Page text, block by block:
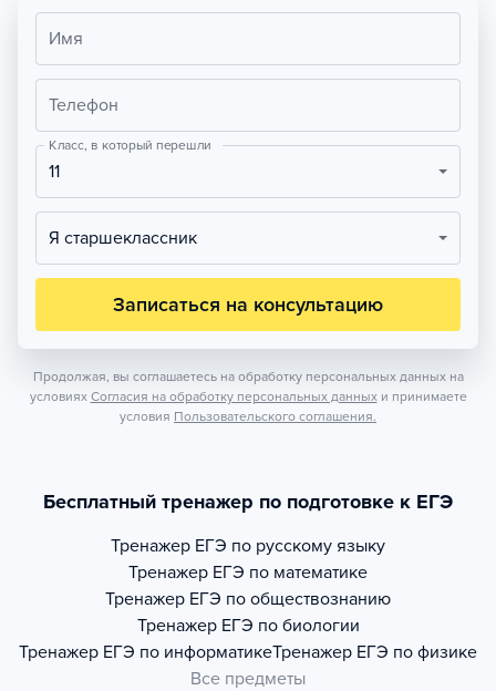
Имя
Телефон
Класс, в который перешли
11
Я старшеклассник
Записаться на консультацию
Продолжая, вы соглашаетесь на обработку персональных данных на
условиях Согласия на обработку персональных данных и принимаете
условия Пользовательского соглашения.
Бесплатный тренажер по подготовке к ЕГЭ
Тренажер ЕГЭ по русскому языку
Тренажер ЕГЭ по математике
Тренажер ЕГЭ по обществознанию
Тренажер ЕГЭ по биологии
Тренажер ЕГЭ по информатикеТренажер ЕГЭ по физике
Все предметы